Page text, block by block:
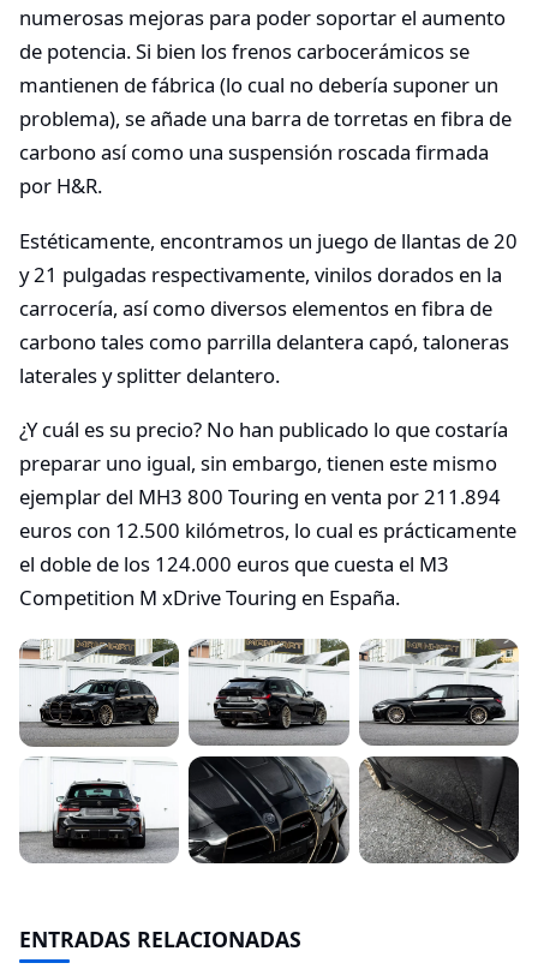
numerosas mejoras para poder soportar el aumento
de potencia. Si bien los frenos carbocerámicos se
mantienen de fábrica (lo cual no debería suponer un
problema), se añade una barra de torretas en fibra de
carbono así como una suspensión roscada firmada
por H&R.
Estéticamente, encontramos un juego de llantas de 20
y 21 pulgadas respectivamente, vinilos dorados en la
carrocería, así como diversos elementos en fibra de
carbono tales como parrilla delantera capó, taloneras
laterales y splitter delantero.
¿Y cuál es su precio? No han publicado lo que costaría
preparar uno igual, sin embargo, tienen este mismo
ejemplar del MH3 800 Touring en venta por 211.894
euros con 12.500 kilómetros, lo cual es prácticamente
el doble de los 124.000 euros que cuesta el M3
Competition M xDrive Touring en España.
ENTRADAS RELACIONADAS